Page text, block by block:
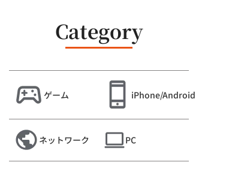
Category
ゲーム iPhone/Android
ネットワーク PC